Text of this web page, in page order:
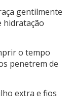
gentilmente
hidratação
o tempo
penetrem de
extra e fios